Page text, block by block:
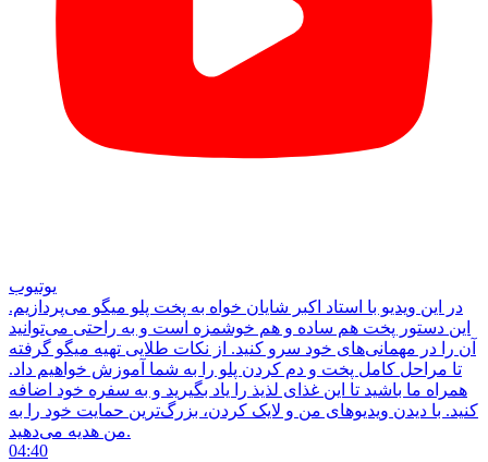
یوتیوب
در این ویدیو با استاد اکبر شایان خواه به پخت پلو میگو می‌پردازیم.
این دستور پخت هم ساده و هم خوشمزه است و به راحتی می‌توانید
آن را در مهمانی‌های خود سرو کنید. از نکات طلایی تهیه میگو گرفته
تا مراحل کامل پخت و دم کردن پلو را به شما آموزش خواهیم داد.
همراه ما باشید تا این غذای لذیذ را یاد بگیرید و به سفره خود اضافه
کنید. با دیدن ویدیوهای من و لایک کردن، بزرگ‌ترین حمایت خود را به
من هدیه می‌دهید.
04:40